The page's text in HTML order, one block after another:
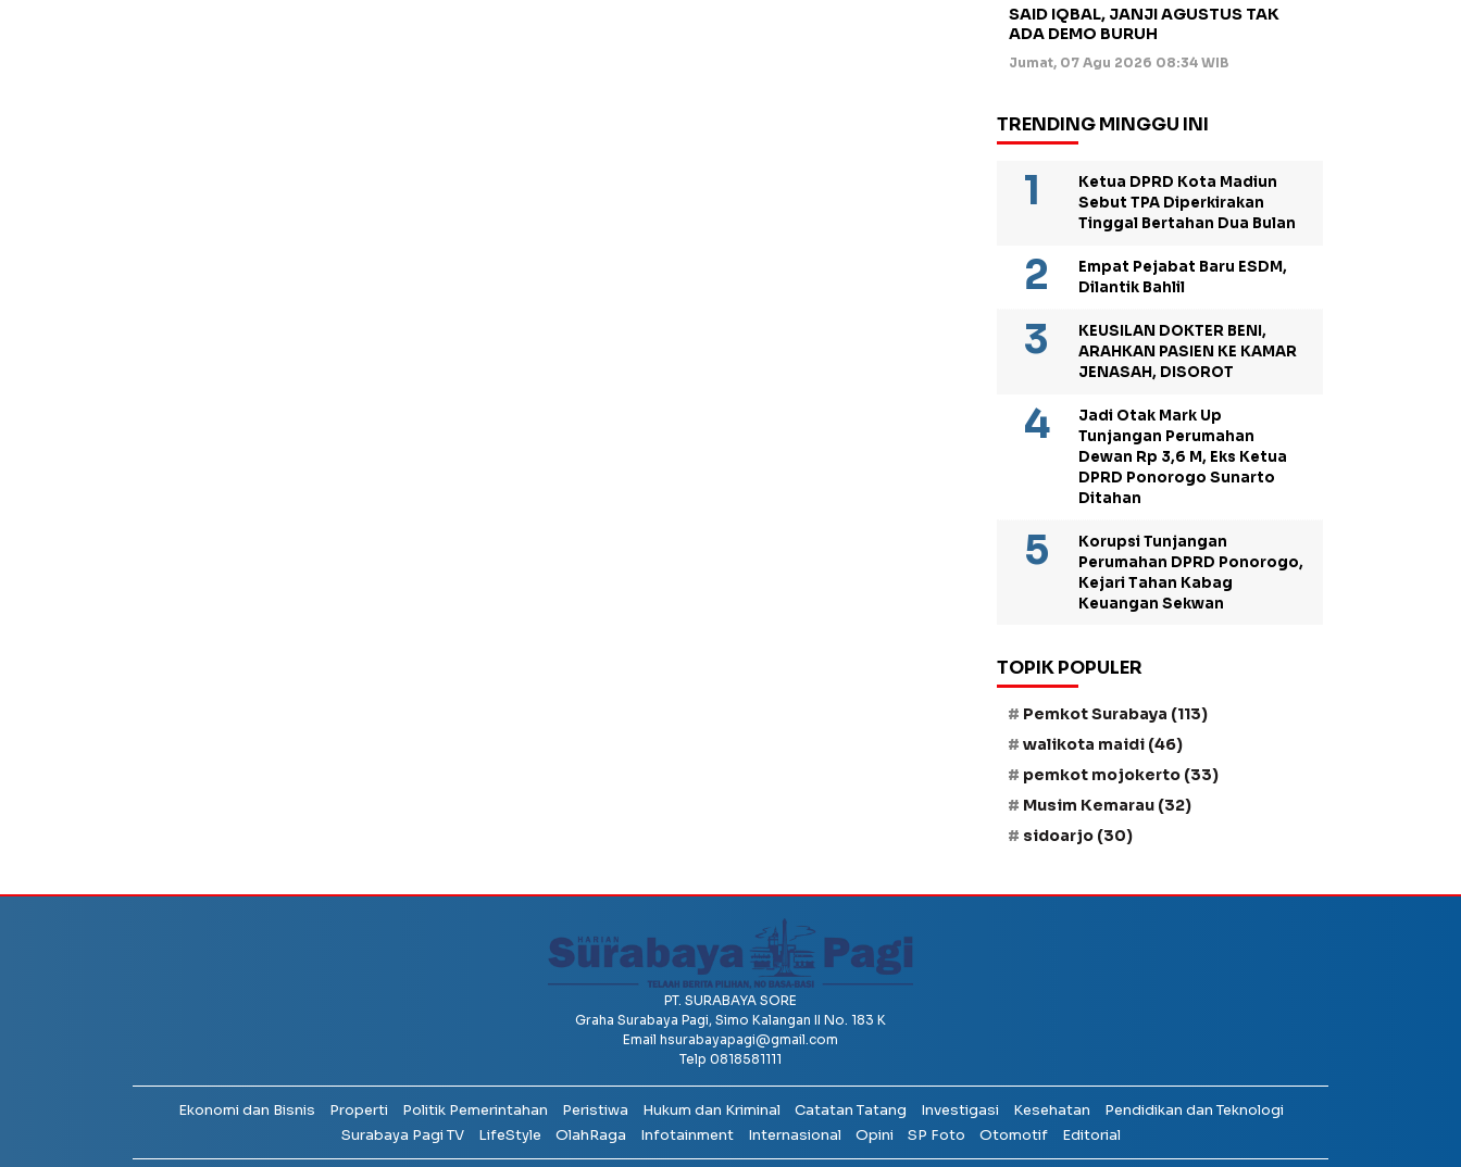
SAID IQBAL, JANJI AGUSTUS TAK
ADA DEMO BURUH
Jumat, 07 Agu 2026 08:34 WIB
TRENDING MINGGU INI
Ketua DPRD Kota Madiun
Sebut TPA Diperkirakan
Tinggal Bertahan Dua Bulan
Empat Pejabat Baru ESDM,
Dilantik Bahlil
KEUSILAN DOKTER BENI,
ARAHKAN PASIEN KE KAMAR
JENASAH, DISOROT
Jadi Otak Mark Up
Tunjangan Perumahan
Dewan Rp 3,6 M, Eks Ketua
DPRD Ponorogo Sunarto
Ditahan
Korupsi Tunjangan
Perumahan DPRD Ponorogo,
Kejari Tahan Kabag
Keuangan Sekwan
TOPIK POPULER
Pemkot Surabaya (113)
walikota maidi (46)
pemkot mojokerto (33)
Musim Kemarau (32)
sidoarjo (30)
PT. SURABAYA SORE
Graha Surabaya Pagi, Simo Kalangan II No. 183 K
Email hsurabayapagi@gmail.com
Telp 0818581111
Ekonomi dan Bisnis Properti Politik Pemerintahan Peristiwa Hukum dan Kriminal Catatan Tatang Investigasi Kesehatan
Pendidikan dan Teknologi
Surabaya Pagi TV
LifeStyle OlahRaga Infotainment Internasional Opini SP Foto Otomotif Editorial